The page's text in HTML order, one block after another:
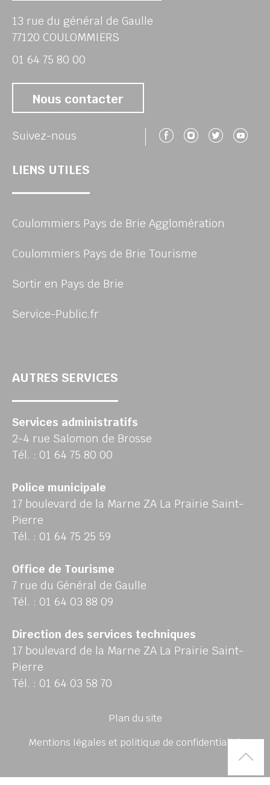
13 rue du général de Gaulle
77120 COULOMMIERS
01 64 75 80 00
Nous contacter
Suivez-nous Suivez-nous
Suivez-
LIENS UTILES
Coulommiers Pays de Brie Agglomération
Coulommiers Pays de Brie Tourisme
Sortir en Pays de Brie
Service-Public.fr
AUTRES SERVICES
Services administratifs
2-4 rue Salomon de Brosse
Tél. : 01 64 75 80 00
Police municipale
17 boulevard de la Marne ZA La Prairie Saint-
Pierre
Tél. : 01 64 75 25 59
Office de Tourisme
7 rue du Général de Gaulle
Tél. : 01 64 03 88 09
Direction des services techniques
17 boulevard de la Marne ZA La Prairie Saint-
Pierre
Tél. : 01 64 03 58 70
Plan du site
Mentions légales et politique de confidentialité